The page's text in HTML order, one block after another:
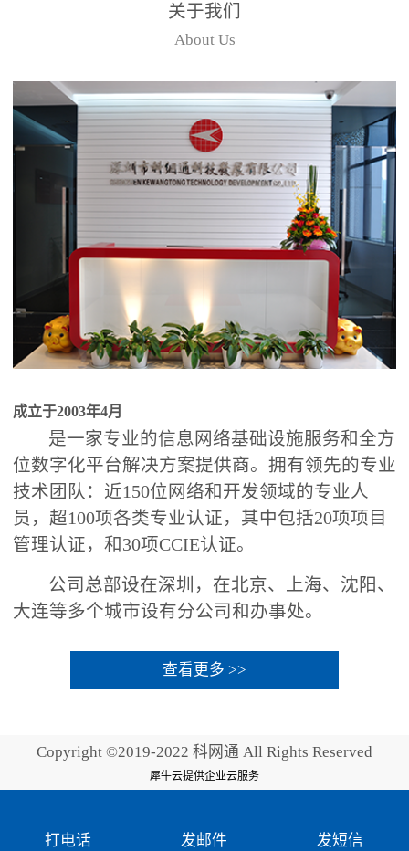
关于我们
About Us
成立于2003年4月
是一家专业的信息网络基础设施服务和全方
位数字化平台解决方案提供商。拥有领先的专业
技术团队：近150位网络和开发领域的专业人
员，超100项各类专业认证，其中包括20项项目
管理认证，和30项CCIE认证。
公司总部设在深圳，在北京、上海、沈阳、
大连等多个城市设有分公司和办事处。
查看更多 >>
Copyright ©2019-2022 科网通 All Rights Reserved
犀牛云提供企业云服务
打电话 发邮件 发短信